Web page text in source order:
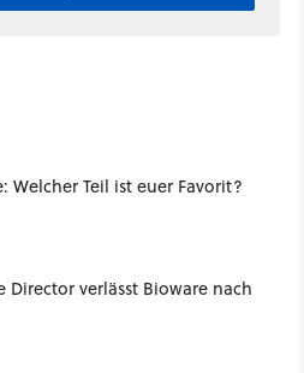
Welcher Teil ist euer Favorit?
Director verlässt Bioware nach